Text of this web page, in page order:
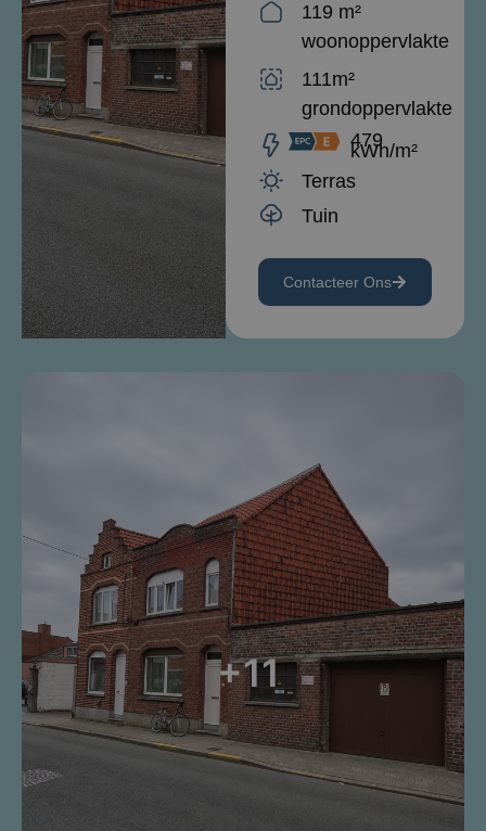
119 m²
woonoppervlakte
111m²
grondoppervlakte
479
kWh/m²
Terras
Tuin
Contacteer Ons
+11